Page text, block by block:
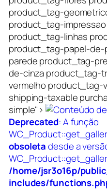
product_tag-
product_tag-
product_tag-linhas
product_tag-papel-
parede product_tag-
de-cinza product_tag-
vermelho product_tag-
shipping-taxable
simple">
Deprecated: A função
obsoletadesde a
/home/jsr3o16p/
includes/